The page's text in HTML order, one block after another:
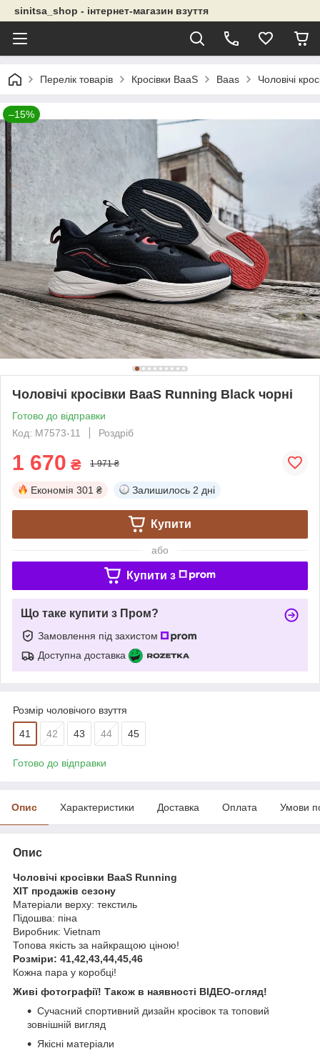
sinitsa_shop - інтернет-магазин взуття
Перелік товарів Кросівки BaaS Baas Чоловічі
–15%
Чоловічі кросівки BaaS Running Black чорні
Готово до відправки
Код: M7573-11
Роздріб
1 670 ₴ 1 971 ₴
Економія 301 ₴ Залишилось 2 дні
Купити
або
Купити з
Що таке купити з Пром?
Замовлення під захистом
Доступна доставка
Розмір чоловічого взуття
41 42 43 44 45
Готово до відправки
Опис Характеристики Доставка Оплата Умови
Опис
Чоловічі кросівки BaaS Running
ХІТ продажів сезону
Матеріали верху: текстиль
Підошва: піна
Виробник: Vietnam
Топова якість за найкращою ціною!
Розміри: 41,42,43,44,45,46
Кожна пара у коробці!
Живі фотографії! Також в наявності ВІДЕО-огляд!
Сучасний спортивний дизайн кросівок та топовий
зовнішній вигляд
Якісні матеріали